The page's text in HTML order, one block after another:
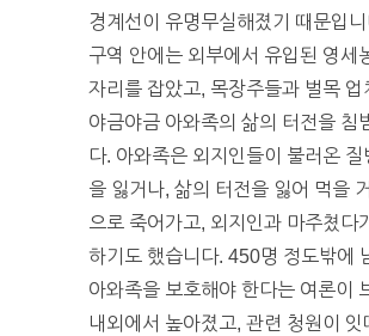
경계선이 유명무실해졌기 때문입
구역 안에는 외부에서 유입된 영세
자리를 잡았고, 목장주들과 벌목 업
야금야금 아와족의 삶의 터전을 침
다. 아와족은 외지인들이 불러온 질
을 잃거나, 삶의 터전을 잃어 먹을
으로 죽어가고, 외지인과 마주쳤다
하기도 했습니다. 450명 정도밖에
아와족을 보호해야 한다는 여론이
내외에서 높아졌고, 관련 청원이 잇